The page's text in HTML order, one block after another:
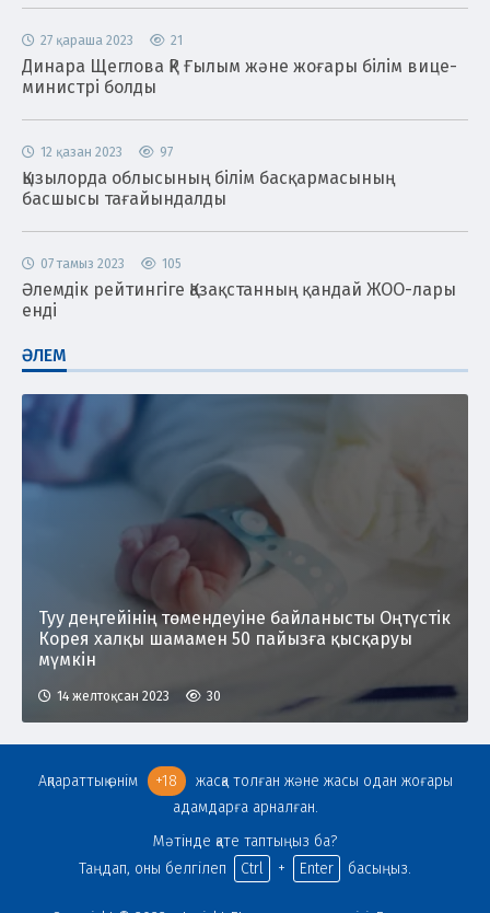
27 қараша 2023 21
Динара Щеглова ҚР Ғылым және жоғары білім вице-
министрі болды
12 қазан 2023 97
Қызылорда облысының білім басқармасының
басшысы тағайындалды
07 тамыз 2023 105
Әлемдік рейтингіге Қазақстанның қандай ЖОО-лары
енді
ӘЛЕМ
Туу деңгейінің төмендеуіне байланысты Оңтүстік
Корея халқы шамамен 50 пайызға қысқаруы
мүмкін
14 желтоқсан 2023 30
Ақпараттық өнім +18
жасқа толған және жасы одан жоғары
адамдарға арналған.
Мәтінде қате таптыңыз ба?
Таңдап, оны белгілеп
Ctrl + Enter басыңыз.